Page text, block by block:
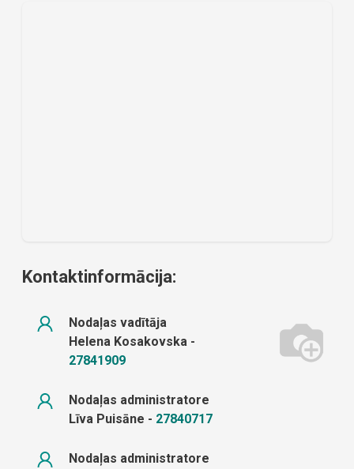
Kontaktinformācija:
Nodaļas vadītāja
Helena Kosakovska -
27841909
Nodaļas administratore
Līva Puisāne - 27840717
Nodaļas administratore